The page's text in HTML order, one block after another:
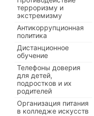
терроризму и
экстремизму
Антикоррупционная
политика
Дистанционное
обучение
Телефоны доверия
для детей,
подростков и их
родителей
Организация питания
в колледже искусств